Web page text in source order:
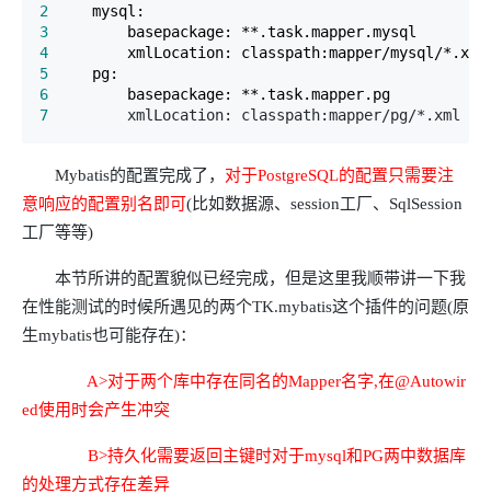
2
3
4
5
6
7
         xmlLocation: classpath:mapper/pg/*.xml
Mybatis的配置完成了， 对于PostgreSQL的配置只需要注
意响应的配置别名即可(比如数据源、session工厂、SqlSession
工厂等等)
本节所讲的配置貌似已经完成，但是这里我顺带讲一下我
在性能测试的时候所遇见的两个TK.mybatis这个插件的问题(原
生mybatis也可能存在)：
A>对于两个库中存在同名的Mapper名字,在@Autowir
ed使用时会产生冲突
B>持久化需要返回主键时对于mysql和PG两中数据库
的处理方式存在差异